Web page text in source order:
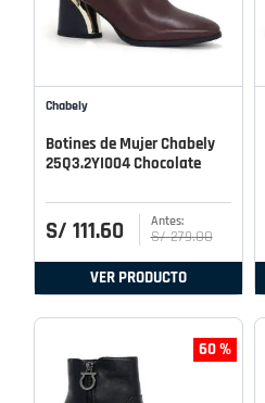
Chabely
Botines de Mujer Chabely
25Q3.2YI004 Chocolate
S/ 111.60 S/ 279.00
VER PRODUCTO
60 %